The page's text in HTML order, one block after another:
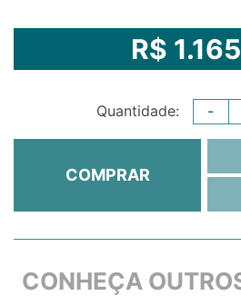
R$
Quantidade: -
COMPRAR
CONHEÇA